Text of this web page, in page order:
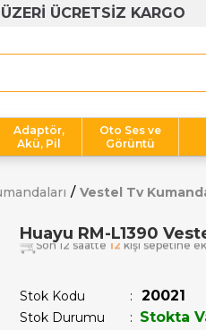
ÜCRETSİZ KARGO
Adaptör,
Akü, Pil
Oto Ses ve
Görüntü
Vestel Tv
Huayu RM-L1390
Son 12 saatte 12 kişi sepetine
Stok Kodu 20021
Stok Durumu : Stokta